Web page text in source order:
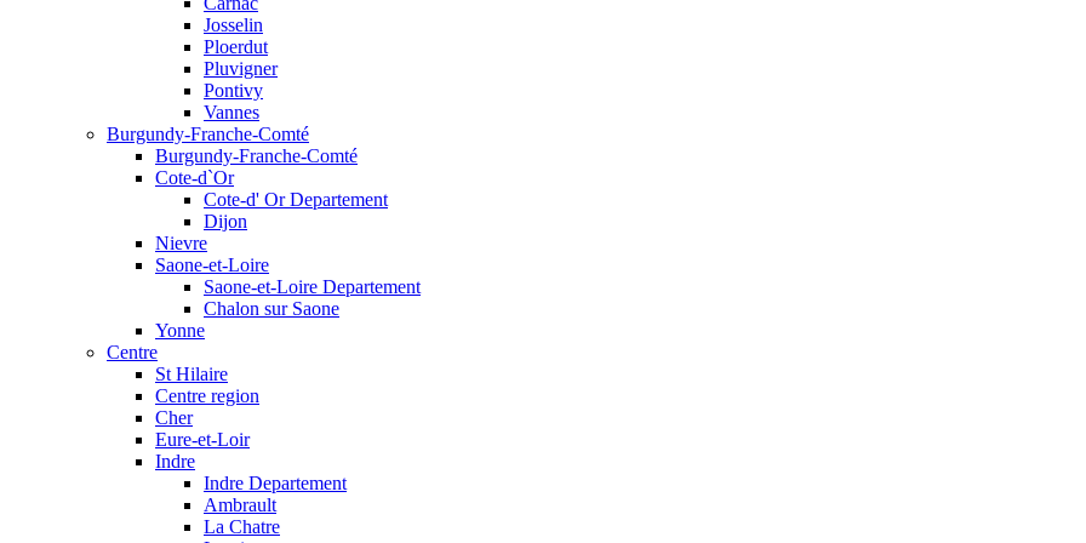
Josselin
Ploerdut
Pluvigner
Pontivy
Vannes
Burgundy-Franche-Comté
Burgundy-Franche-Comté
Cote-d`Or
Cote-d' Or Departement
Dijon
Nievre
Saone-et-Loire
Saone-et-Loire Departement
Chalon sur Saone
Yonne
Centre
St Hilaire
Centre region
Cher
Eure-et-Loir
Indre
Indre Departement
Ambrault
La Chatre